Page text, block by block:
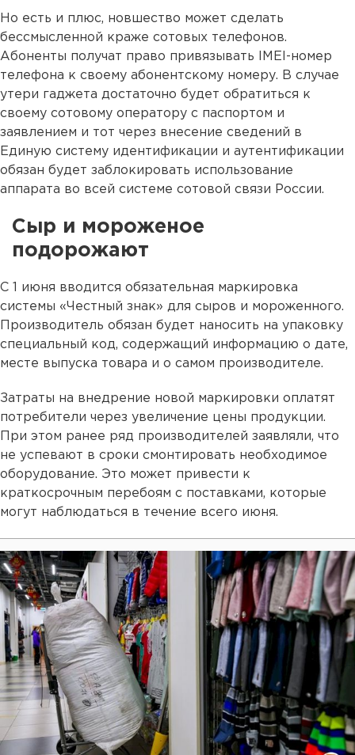
Но есть и плюс, новшество может сделать
бессмысленной краже сотовых телефонов.
Абоненты получат право привязывать IMEI-номер
телефона к своему абонентскому номеру. В случае
утери гаджета достаточно будет обратиться к
своему сотовому оператору с паспортом и
заявлением и тот через внесение сведений в
Единую систему идентификации и аутентификации
обязан будет заблокировать использование
аппарата во всей системе сотовой связи России.
Сыр и мороженое
подорожают
С 1 июня вводится обязательная маркировка
системы «Честный знак» для сыров и мороженного.
Производитель обязан будет наносить на упаковку
специальный код, содержащий информацию о дате,
месте выпуска товара и о самом производителе.
Затраты на внедрение новой маркировки оплатят
потребители через увеличение цены продукции.
При этом ранее ряд производителей заявляли, что
не успевают в сроки смонтировать необходимое
оборудование. Это может привести к
краткосрочным перебоям с поставками, которые
могут наблюдаться в течение всего июня.